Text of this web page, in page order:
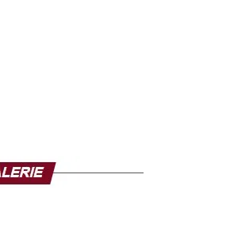
central dans la vie politique
coup d’État de septembre 2021 en